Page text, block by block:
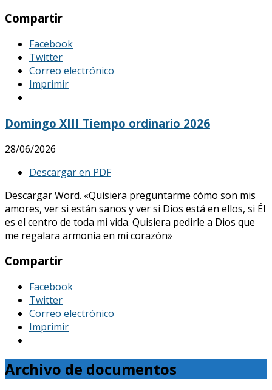
Compartir
Facebook
Twitter
Correo electrónico
Imprimir
Domingo XIII Tiempo ordinario 2026
28/06/2026
Descargar en PDF
Descargar Word. «Quisiera preguntarme cómo son mis
amores, ver si están sanos y ver si Dios está en ellos, si Él
es el centro de toda mi vida. Quisiera pedirle a Dios que
me regalara armonía en mi corazón»
Compartir
Facebook
Twitter
Correo electrónico
Imprimir
Archivo de documentos